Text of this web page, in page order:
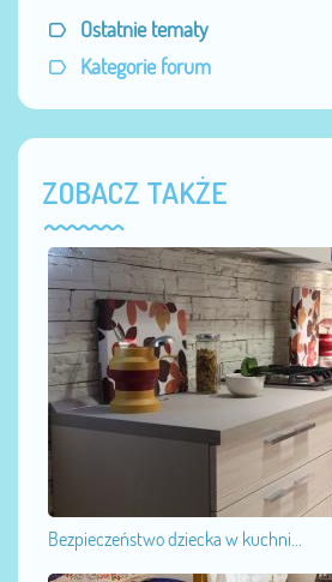
Ostatnie tematy
Kategorie forum
ZOBACZ TAKŻE
Bezpieczeństwo dziecka w kuchni...